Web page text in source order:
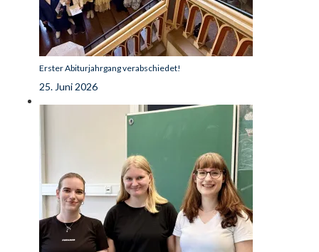
Erster Abiturjahrgang verabschiedet!
25. Juni 2026